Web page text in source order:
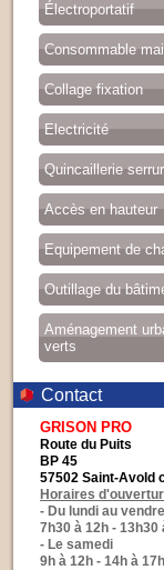
Électroportatif
Consommable
Collage fixation
Electricité
Quincaillerie
Accès en hauteur
Equipement de
Outillage du
Aménagement
verts
Contact
GRISON PRO
Route du Puits
BP 45
57502 Saint-Avold
Horaires
- Du lundi au
7h30 à 12h - 13h30
- Le samedi
9h à 12h - 14h à 17h